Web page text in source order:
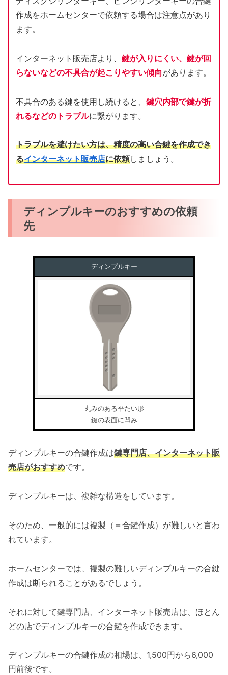
作成をホームセンターで依頼する場合は注意点があり
ます。
インターネット販売店より、 鍵が入りにくい、鍵が回
らないなどの不具合が起こりやすい傾向があります。
不具合のある鍵を使用し続けると、 鍵穴内部で鍵が折
れるなどのトラブルに繋がります。
トラブルを避けたい方は、精度の高い合鍵を作成でき
るインターネット販売店に依頼しましょう。
ディンプルキーのおすすめの依頼
先
ディンプルキー
丸みのある平たい形
鍵の表面に凹み
ディンプルキーの合鍵作成は鍵専門店、インターネット販
売店がおすすめです。
ディンプルキーは、複雑な構造をしています。
そのため、一般的には複製（＝合鍵作成）が難しいと言わ
れています。
ホームセンターでは、複製の難しいディンプルキーの合鍵
作成は断られることがあるでしょう。
それに対して鍵専門店、インターネット販売店は、ほとん
どの店でディンプルキーの合鍵を作成できます。
ディンプルキーの合鍵作成の相場は、1,500円から6,000
円前後です。